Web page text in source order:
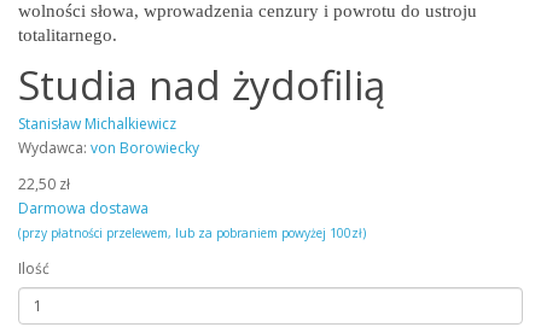
wolności słowa, wprowadzenia cenzury i powrotu do ustroju
totalitarnego.
Studia nad żydofilią
Stanisław Michalkiewicz
Wydawca: von Borowiecky
22,50 zł
Darmowa dostawa
(przy płatności przelewem, lub za pobraniem powyżej 100zł)
Ilość